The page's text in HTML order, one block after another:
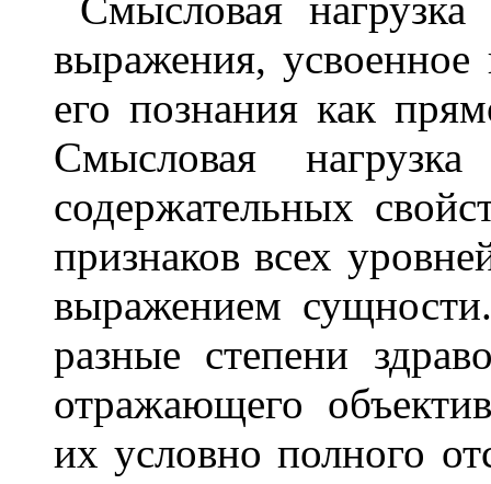
Смысловая
выражения, усвоенное
его познания как
Смысловая
содержательных
признаков всех
выражением
разные степени
отражающего
их условно полного